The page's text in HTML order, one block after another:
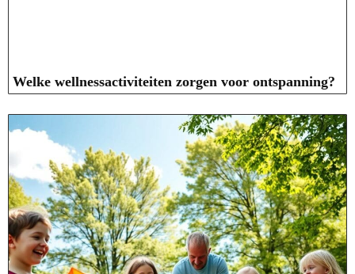
Welke wellnessactiviteiten zorgen voor ontspanning?